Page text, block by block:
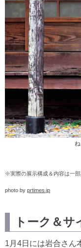
※実際の展示構成＆内容は一部
photo by prtimes.jp
トーク＆サ
1月4日には岩合さん